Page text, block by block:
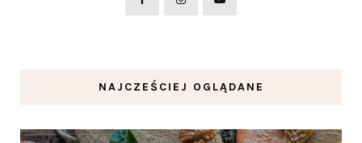
NAJCZEŚCIEJ OGLĄDANE